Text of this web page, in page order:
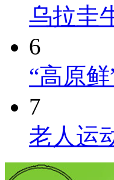
乌拉圭
6
“高原
7
老人运